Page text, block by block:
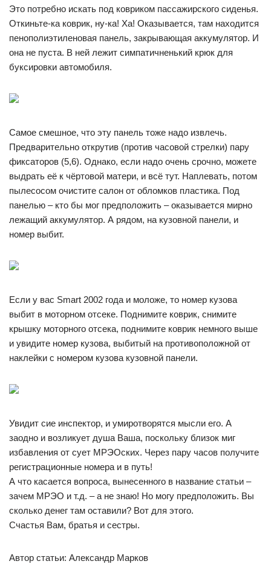
Это потребно искать под ковриком пассажирского сиденья.
Откиньте-ка коврик, ну-ка! Ха! Оказывается, там находится
пенополиэтиленовая панель, закрывающая аккумулятор. И
она не пуста. В ней лежит симпатичненький крюк для
буксировки автомобиля.
Самое смешное, что эту панель тоже надо извлечь.
Предварительно открутив (против часовой стрелки) пару
фиксаторов (5,6). Однако, если надо очень срочно, можете
выдрать её к чёртовой матери, и всё тут. Наплевать, потом
пылесосом очистите салон от обломков пластика. Под
панелью – кто бы мог предположить – оказывается мирно
лежащий аккумулятор. А рядом, на кузовной панели, и
номер выбит.
Если у вас Smart 2002 года и моложе, то номер кузова
выбит в моторном отсеке. Поднимите коврик, снимите
крышку моторного отсека, поднимите коврик немного выше
и увидите номер кузова, выбитый на противоположной от
наклейки с номером кузова кузовной панели.
Увидит cие инспектор, и умиротворятся мысли его. А
заодно и возликует душа Ваша, поскольку близок миг
избавления от сует МРЭОских. Через пару часов получите
регистрационные номера и в путь!
А что касается вопроса, вынесенного в название статьи –
зачем МРЭО и т.д. – а не знаю! Но могу предположить. Вы
сколько денег там оставили? Вот для этого.
Счастья Вам, братья и сестры.
Автор статьи: Александр Марков